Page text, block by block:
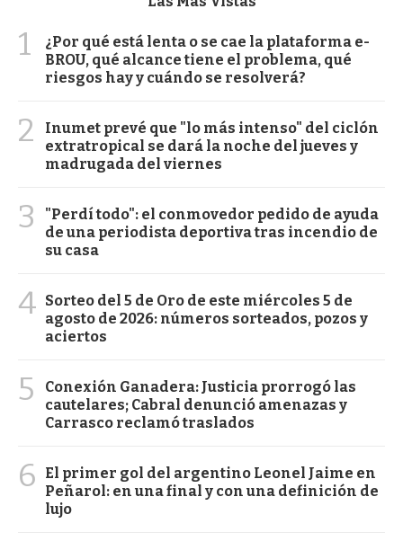
1
¿Por qué está lenta o se cae la plataforma e-
BROU, qué alcance tiene el problema, qué
riesgos hay y cuándo se resolverá?
2
Inumet prevé que "lo más intenso" del ciclón
extratropical se dará la noche del jueves y
madrugada del viernes
3
"Perdí todo": el conmovedor pedido de ayuda
de una periodista deportiva tras incendio de
su casa
4 Sorteo del 5 de Oro de este miércoles 5 de
agosto de 2026: números sorteados, pozos y
aciertos
5
Conexión Ganadera: Justicia prorrogó las
cautelares; Cabral denunció amenazas y
Carrasco reclamó traslados
6
El primer gol del argentino Leonel Jaime en
Peñarol: en una final y con una definición de
lujo